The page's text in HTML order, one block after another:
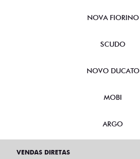
NOVA FIORINO
SCUDO
NOVO DUCATO
MOBI
ARGO
VENDAS DIRETAS